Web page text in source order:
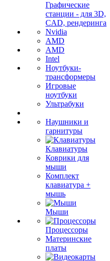
Графические
станции - для 3D,
CAD, рендеринга
Nvidia
AMD
AMD
Intel
Ноутбуки-
трансформеры
Игровые
ноутбуки
Ультрабуки
Наушники и
гарнитуры
Клавиатуры
Коврики для
мыши
Комплект
клавиатура +
мышь
Мыши
Процессоры
Материнские
платы